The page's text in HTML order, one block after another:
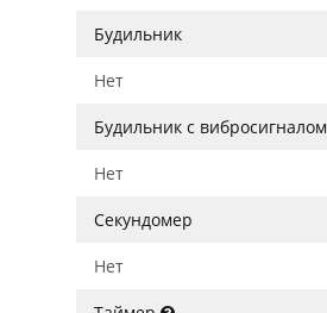
Будильник
Нет
Будильник с вибросигналом
Нет
Секундомер
Нет